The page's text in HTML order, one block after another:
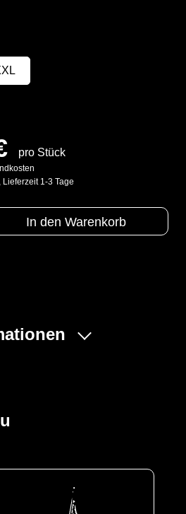
pro Stück
1-3 Tage
In den Warenkorb
des Schutzanzuges. An den
ein Doppelhandschuhsystem
Das Visier ermöglicht eine
das großzügige Design